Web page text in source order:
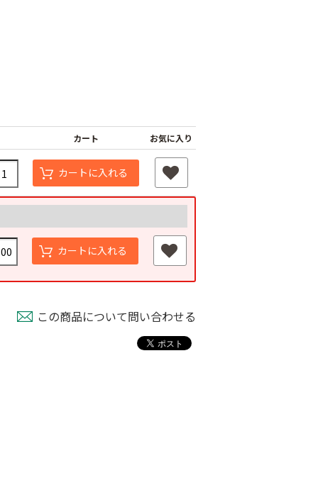
育苗用底敷紙
カート お気に入り
カートに入れる
カートに入れる
この商品について問い合わせる